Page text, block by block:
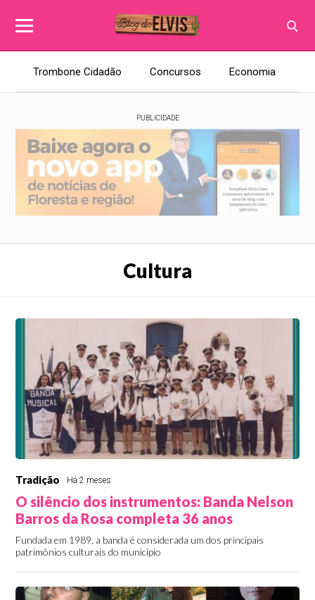
Trombone Cidadão Concursos Economia
PUBLICIDADE
Cultura
Tradição Há 2 meses
O silêncio dos instrumentos: Banda Nelson
Barros da Rosa completa 36 anos
Fundada em 1989, a banda é considerada um dos principais
patrimônios culturais do município